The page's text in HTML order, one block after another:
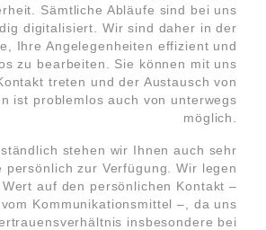
Sämtliche Abläufe sind bei uns
digitalisiert. Wir sind daher in der
Ihre Angelegenheiten effizient und
zu bearbeiten. Sie können mit uns
treten und der Austausch von
ist problemlos auch von unterwegs
möglich.
stehen wir Ihnen auch sehr
persönlich zur Verfügung. Wir legen
auf den persönlichen Kontakt –
Kommunikationsmittel –, da uns
insbesondere bei